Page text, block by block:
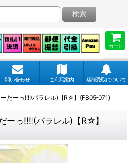
カート
検索
問い合わせ ご利用案内 店頭受取について
ーだーっ!!!!(パラレル)【R☆】{FB05-071}
ーっ!!!!(パラレル)【R☆】